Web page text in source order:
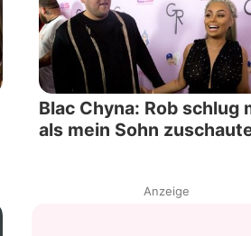
Blac Chyna: Rob schlug
als mein Sohn
Anzeige